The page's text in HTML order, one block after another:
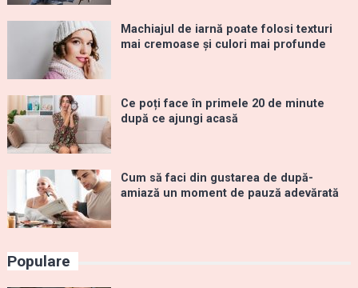
Machiajul de iarnă poate folosi texturi
mai cremoase și culori mai profunde
Ce poți face în primele 20 de minute
după ce ajungi acasă
Cum să faci din gustarea de după-
amiază un moment de pauză adevărată
Populare